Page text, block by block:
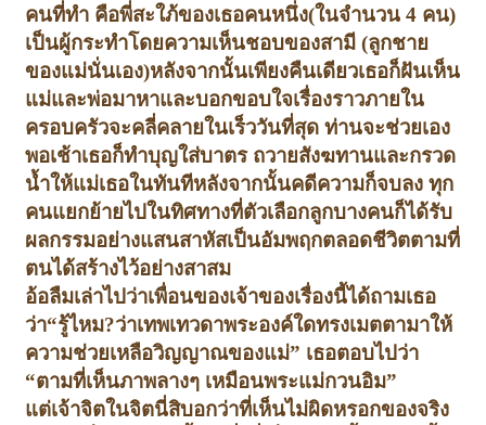
คนที่ทำ คือพี่สะใภ้ของเธอคนหนึ่ง(ในจำนวน4 คน)
เป็นผู้กระทำโดยความเห็นชอบของสามี (ลูกชาย
ของแม่นั่นเอง)หลังจากนั้นเพียงคืนเดียวเธอก็ฝันเห็น
แม่และพ่อมาหาและบอกขอบใจเรื่องราวภายใน
ครอบครัวจะคลี่คลายในเร็ววันที่สุด ท่านจะช่วยเอง
พอเช้าเธอก็ทำบุญใส่บาตร ถวายสังฆทานและกรวด
น้ำให้แม่เธอในทันทีหลังจากนั้นคดีความก็จบลง ทุก
คนแยกย้ายไปในทิศทางที่ตัวเลือกลูกบางคนก็ได้รับ
ผลกรรมอย่างแสนสาหัสเป็นอัมพฤกตลอดชีวิตตามที่
ตนได้สร้างไว้อย่างสาสม
อ้อลืมเล่าไปว่าเพื่อนของเจ้าของเรื่องนี้ได้ถามเธอ
ว่า“รู้ไหม?ว่าเทพเทวดาพระองค์ใดทรงเมตตามาให้
ความช่วยเหลือวิญญาณของแม่” เธอตอบไปว่า
“ตามที่เห็นภาพลางๆ เหมือนพระแม่กวนอิม”
แต่เจ้าจิตในจิตนี่สิบอกว่าที่เห็นไม่ผิดหรอกของจริง